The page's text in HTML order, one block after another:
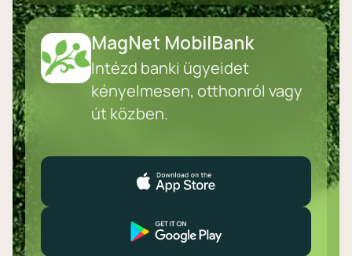
MagNet MobilBank
Intézd banki ügyeidet
kényelmesen, otthonról vagy
út közben.